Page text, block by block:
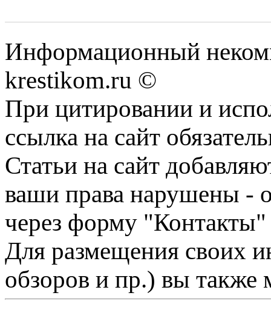
Информационный
krestikom.ru ©
При цитировании и
ссылка на сайт
Статьи на сайт
ваши права нарушены -
через форму "Контакты"
Для размещения своих
обзоров и пр.) вы также